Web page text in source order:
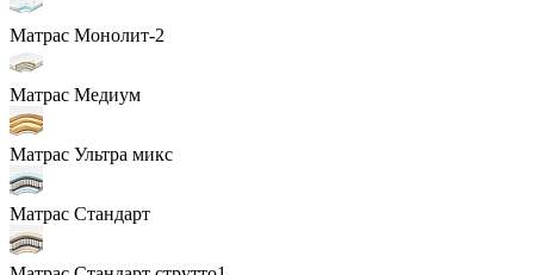
Матрас Монолит-2
Матрас Медиум
Матрас Ультра микс
Матрас Стандарт